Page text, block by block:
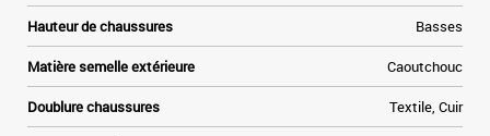
Hauteur de chaussures Basses
Matière semelle extérieure Caoutchouc
Doublure chaussures Textile, Cuir